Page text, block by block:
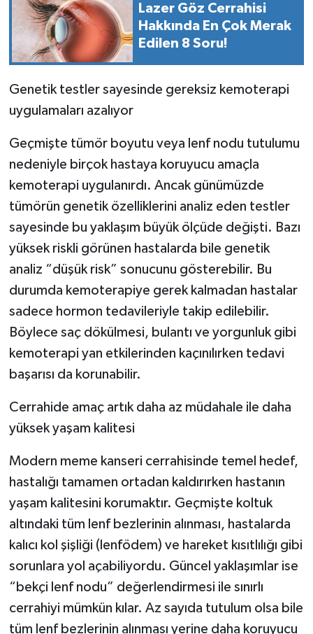
Lazer Göz Cerrahisi
Hakkında En Çok Merak
Edilen 8 Soru!
Genetik testler sayesinde gereksiz kemoterapi
uygulamaları azalıyor
Geçmişte tümör boyutu veya lenf nodu tutulumu
nedeniyle birçok hastaya koruyucu amaçla
kemoterapi uygulanırdı. Ancak günümüzde
tümörün genetik özelliklerini analiz eden testler
sayesinde bu yaklaşım büyük ölçüde değişti. Bazı
yüksek riskli görünen hastalarda bile genetik
analiz “düşük risk” sonucunu gösterebilir. Bu
durumda kemoterapiye gerek kalmadan hastalar
sadece hormon tedavileriyle takip edilebilir.
Böylece saç dökülmesi, bulantı ve yorgunluk gibi
kemoterapi yan etkilerinden kaçınılırken tedavi
başarısı da korunabilir.
Cerrahide amaç artık daha az müdahale ile daha
yüksek yaşam kalitesi
Modern meme kanseri cerrahisinde temel hedef,
hastalığı tamamen ortadan kaldırırken hastanın
yaşam kalitesini korumaktır. Geçmişte koltuk
altındaki tüm lenf bezlerinin alınması, hastalarda
kalıcı kol şişliği (lenfödem) ve hareket kısıtlılığı gibi
sorunlara yol açabiliyordu. Güncel yaklaşımlar ise
“bekçi lenf nodu” değerlendirmesi ile sınırlı
cerrahiyi mümkün kılar. Az sayıda tutulum olsa bile
tüm lenf bezlerinin alınması yerine daha koruyucu